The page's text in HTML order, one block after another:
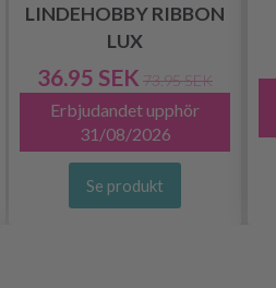
LINDEHOBBY RIBBON
LUX
36.95 SEK 73.95 SEK
Erbjudandet upphör
31/08/2026
Se produkt